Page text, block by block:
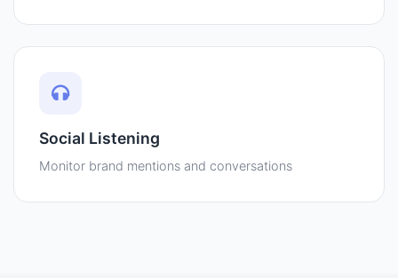
Social Listening
Monitor brand mentions and conversations